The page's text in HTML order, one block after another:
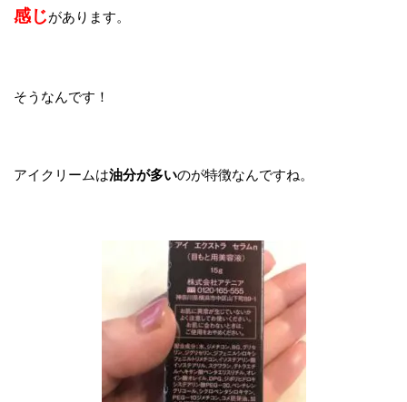
感じがあります。
そうなんです！
アイクリームは油分が多いのが特徴なんですね。